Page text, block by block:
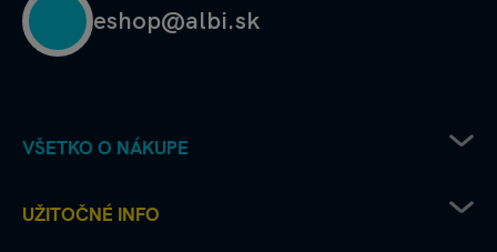
eshop@albi.sk
VŠETKO O NÁKUPE
Recenzie a hodnotenia - ako to chodí u nás
UŽITOČNÉ INFO